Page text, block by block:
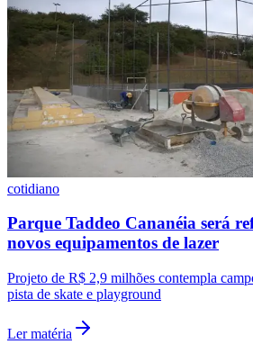
Grêmio
cotidiano
Parque Taddeo Cananéia será
novos equipamentos de lazer
Projeto de R$ 2,9 milhões contempla
pista de skate e playground
Ler matéria